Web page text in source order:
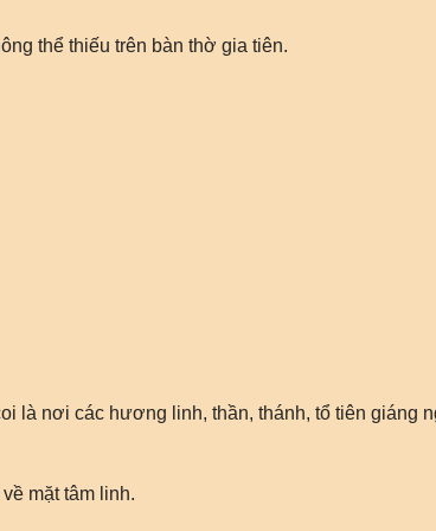
thể thiếu trên bàn thờ gia tiên.
nơi các hương linh, thần, thánh, tổ tiên giáng
mặt tâm linh.